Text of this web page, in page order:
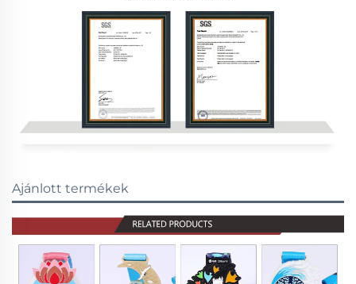
Ajánlott termékek